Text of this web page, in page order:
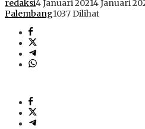
redaksi4 Januari 20214 Januari
Palembang1037 Dilihat